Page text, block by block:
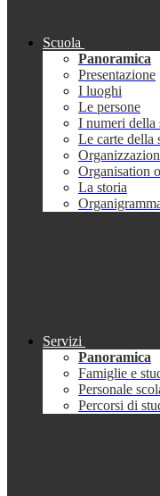
Scuola
Panoramica
Presentazione
I luoghi
Le persone
I numeri della
Le carte della
Organisation
La storia
Servizi
Panoramica
Famiglie e
Personale
Percorsi di